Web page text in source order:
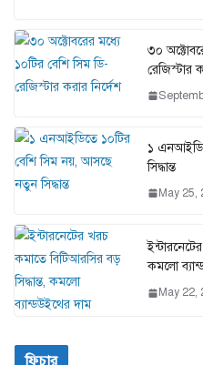
৩০
রেজিস্টার
১
সিদ্ধান্ত
May 25,
কমলো
May 22,
ফিচার